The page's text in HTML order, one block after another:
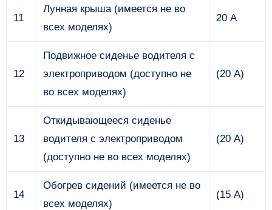
11
Лунная крыша (имеется не во
всех моделях)
20 А
12
Подвижное сиденье водителя с
электроприводом (доступно не
во всех моделях)
(20 А)
13
Откидывающееся сиденье
водителя с электроприводом
(доступно не во всех моделях)
(20 А)
14
Обогрев сидений (имеется не во
всех моделях)
(15 А)